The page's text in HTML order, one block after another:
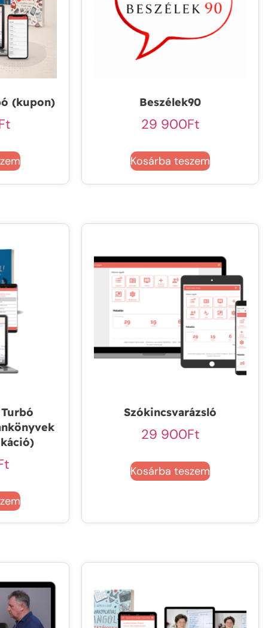
(kupon) Beszélek90
29 900Ft
Kosárba teszem
Szókincsvarázsló
29 900Ft
Kosárba teszem